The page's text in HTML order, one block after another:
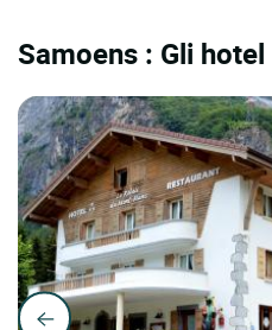
Samoens : Gli